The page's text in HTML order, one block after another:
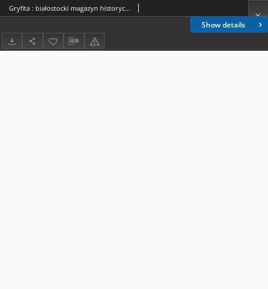
Show details
Gryfita : białostocki magazyn historyczny 1997, nr 15-16